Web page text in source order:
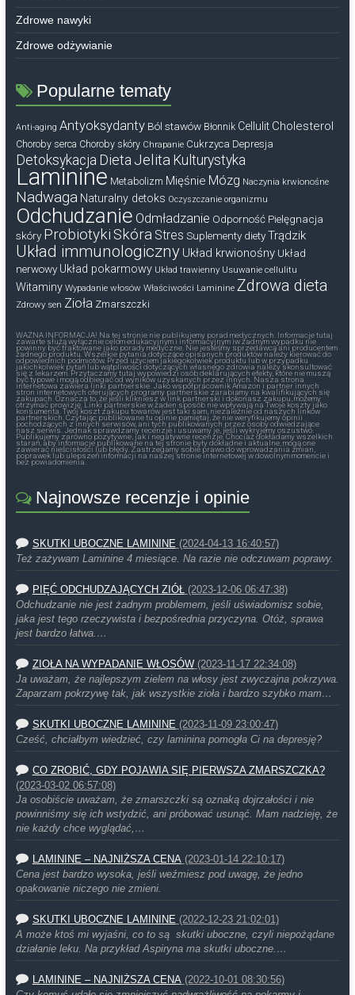
Zdrowe nawyki
Zdrowe odżywianie
Popularne tematy
Anti-aging Antyoksydanty Ból stawów Błonnik Cellulit Cholesterol
Choroby serca Choroby skóry Chrapanie Cukrzyca Depresja
Detoksykacja Dieta Jelita Kulturystyka
Laminine Metabolizm Mięśnie Mózg Naczynia krwionośne
Nadwaga Naturalny detoks Oczyszczanie organizmu
Odchudzanie Odmładzanie Odporność Pielęgnacja
skóry Probiotyki Skóra Stres Suplementy diety Trądzik
Układ immunologiczny Układ krwionośny Układ
nerwowy Układ pokarmowy Układ trawienny Usuwanie cellulitu
Witaminy Wypadanie włosów Właściwości Laminine Zdrowa dieta
Zdrowy sen Zioła Zmarszczki
WAŻNA INFORMACJA! Na tej stronie nie publikujemy porad medycznych. Informacje tutaj
zawarte służą wyłącznie celom edukacyjnym i informacyjnym iw żadnym wypadku nie
powinny być traktowane jako porady medyczne. Nie jesteśmy sprzedawcą ani producentem
żadnego produktu. Wszelkie pytania dotyczące opisanych produktów należy kierować do
odpowiednich podmiotów. Przed użyciem jakiegokolwiek produktu lub w przypadku
jakichkolwiek pytań lub wątpliwości dotyczących własnego zdrowia należy skonsultować
się z lekarzem. Przytaczamy tutaj wypowiedzi osób deklarujących efekty, które nie muszą
być typowe i mogą odbiegać od wyników uzyskanych przez innych. Nasza strona
internetowa zawiera linki partnerskie. Jako współpracownik Amazon i partner innych
stron internetowych oferujących programy partnerskie zarabiamy na kwalifikujących się
zakupach. Oznacza to, że jeśli klikniesz w link partnerski i dokonasz zakupu, możemy
otrzymać prowizję. Linki partnerskie w żaden sposób nie wpływają na Twoje koszty jako
konsumenta. Twój koszt zakupu towarów jest taki sam, niezależnie od naszych linków
partnerskich. Czytając publikowane tu opinie pamiętaj, że nie weryfikujemy opinii
pochodzących z innych serwisów, ani tych publikowanych przez osoby odwiedzające
nasz serwis. Jednak sprawdzamy recenzje i usuwamy je, jeśli wykryjemy oszustwo.
Publikujemy zarówno pozytywne, jak i negatywne recenzje. Chociaż dokładamy wszelkich
starań, aby informacje publikowane na tej stronie były dokładne i aktualne, mogą one
zawierać nieścisłości lub błędy. Zastrzegamy sobie prawo do wprowadzania zmian,
poprawek lub ulepszeń informacji na naszej stronie internetowej w dowolnym momencie i
bez powiadomienia.
Najnowsze recenzje i opinie
SKUTKI UBOCZNE LAMININE (2024-04-13 16:40:57)
Też zażywam Laminine 4 miesiące. Na razie nie odczuwam poprawy.
PIĘĆ ODCHUDZAJĄCYCH ZIÓŁ (2023-12-06 06:47:38)
Odchudzanie nie jest żadnym problemem, jeśli uświadomisz sobie,
jaka jest tego rzeczywista i bezpośrednia przyczyna. Otóż, sprawa
jest bardzo łatwa.…
ZIOŁA NA WYPADANIE WŁOSÓW (2023-11-17 22:34:08)
Ja uważam, że najlepszym zielem na włosy jest zwyczajna pokrzywa.
Zaparzam pokrzywę tak, jak wszystkie zioła i bardzo szybko mam…
SKUTKI UBOCZNE LAMININE (2023-11-09 23:00:47)
Cześć, chciałbym wiedzieć, czy laminina pomogła Ci na depresję?
CO ZROBIĆ, GDY POJAWIA SIĘ PIERWSZA ZMARSZCZKA?
(2023-03-02 06:57:08)
Ja osobiście uważam, że zmarszczki są oznaką dojrzałości i nie
powinniśmy się ich wstydzić, ani próbować usunąć. Mam nadzieję, że
nie każdy chce wyglądać,…
LAMININE – NAJNIŻSZA CENA (2023-01-14 22:10:17)
Cena jest bardzo wysoka, jeśli weźmiesz pod uwagę, że jedno
opakowanie niczego nie zmieni.
SKUTKI UBOCZNE LAMININE (2022-12-23 21:02:01)
A może ktoś mi wyjaśni, co to są skutki uboczne, czyli niepożądane
działanie leku. Na przykład Aspiryna ma skutki uboczne.…
LAMININE – NAJNIŻSZA CENA (2022-10-01 08:30:56)